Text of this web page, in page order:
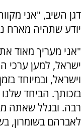
דגן השיב, "אני
יודע שתהיה מארח
"אני מעריך מאוד
ישראל, למען ערכי
וישראל, ובמיוחד
בזכותך. הביחד
רבה. ובגלל שאתה
לאברהם בשומרון,